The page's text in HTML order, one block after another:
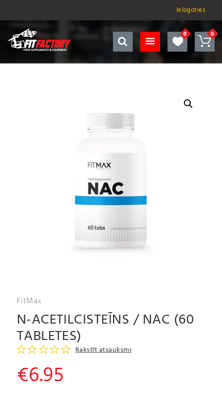
Ielogoties
FitMax
N-ACETILCISTEĪNS / NAC (60
TABLETES)
Rakstīt atsauksmi
€6.95